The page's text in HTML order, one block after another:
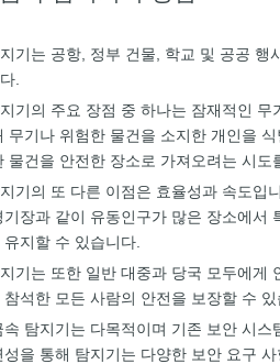
기는 공항, 정부 건물, 학교 및 공공
.
기의 주요 장점 중 하나는 잠재적인
무기나 위험한 물건을 소지한 개인을
물건을 안전한 장소로 가져오려는 시도
기의 또 다른 이점은 효율성과 속도
장과 같이 유동인구가 많은 장소에
지할 수 있습니다.
기는 또한 일반 대중과 당국 모두에게
석한 모든 사람의 안전을 보장할 수
탐지기는 다목적이며 기존 보안 시
을 통해 탐지기는 다양한 보안 요구